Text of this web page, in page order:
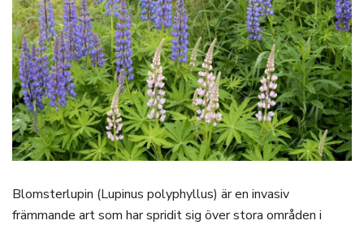
Blomsterlupin (Lupinus polyphyllus) är en invasiv
främmande art som har spridit sig över stora områden i